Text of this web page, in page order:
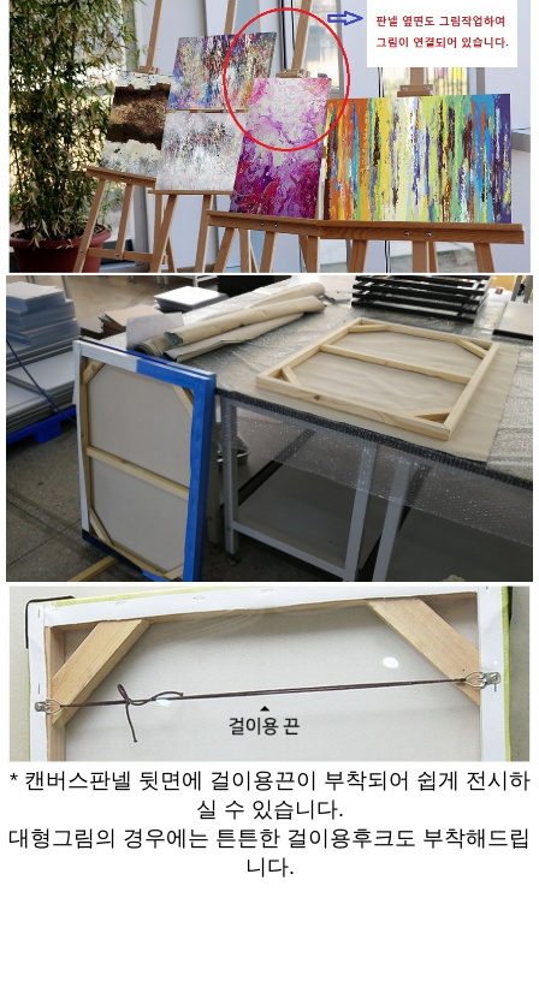
* 캔버스판넬 뒷면에 걸이용끈이 부착되어 쉽게 전시하
실 수 있습니다.
대형그림의 경우에는 튼튼한 걸이용후크도 부착해드립
니다.